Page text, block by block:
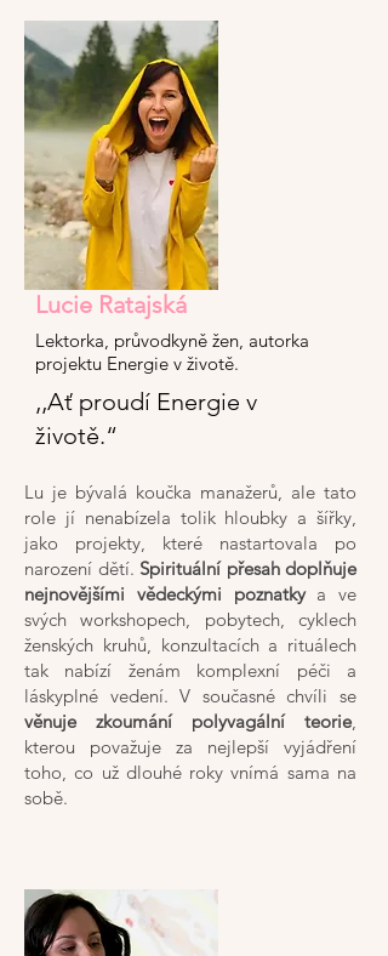
Lucie Ratajská
Lektorka, průvodkyně žen, autorka
projektu Energie v životě.
‚‚Ať proudí Energie v
životě.“
Lu je bývalá koučka manažerů, ale tato
role jí nenabízela tolik hloubky a šířky,
jako projekty, které nastartovala po
narození dětí. Spirituální přesah doplňuje
nejnovějšími vědeckými poznatkya ve
svých workshopech, pobytech, cyklech
ženských kruhů, konzultacích a rituálech
tak nabízí ženám komplexní péči a
láskyplné vedení. V současné chvíli se
věnuje zkoumání polyvagální teorie,
kterou považuje za nejlepší vyjádření
toho, co už dlouhé roky vnímá sama na
sobě.